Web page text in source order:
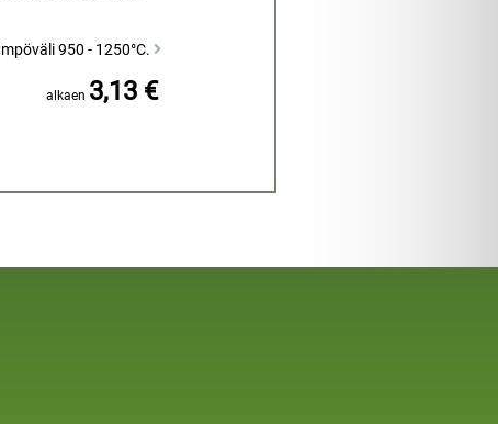
950 - 1250°C.
alkaen 3,13 €